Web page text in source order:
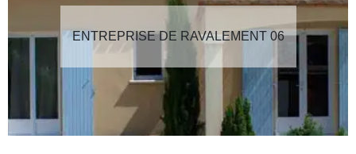
ENTREPRISE DE RAVALEMENT 06